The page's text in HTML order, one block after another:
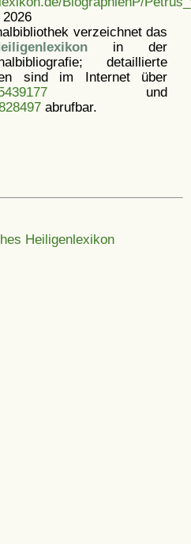
verzeichnet das
in der
detaillierte
sind im Internet über
und
abrufbar.
Heiligenlexikon